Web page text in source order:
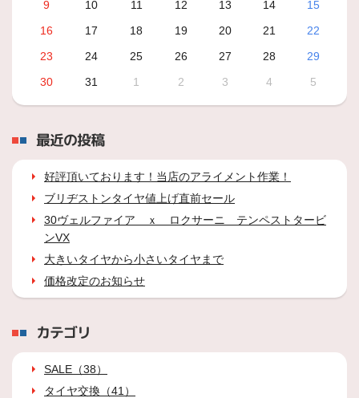
9
10 11 12 13 14
15
16
17 18 19 20 21
22
23
24 25 26 27 28
29
30
31 1 2 3 4 5
最近の投稿
好評頂いております！当店のアライメント作業！
ブリヂストンタイヤ値上げ直前セール
30ヴェルファイア ｘ ロクサーニ テンペストタービ
ンVX
大きいタイヤから小さいタイヤまで
価格改定のお知らせ
カテゴリ
SALE（38）
タイヤ交換（41）